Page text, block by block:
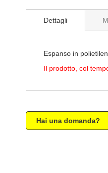
Dettagli
Espanso in
Il prodotto, col
Hai una domanda?